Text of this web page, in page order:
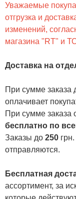
Уважаемые
отгрузка и
изменений,
магазина "RT" и
Доставка на
При сумме заказа
оплачивает
При сумме заказа
бесплатно по
Заказы до 250
отправляются.
Бесплатная
ассортимент, за